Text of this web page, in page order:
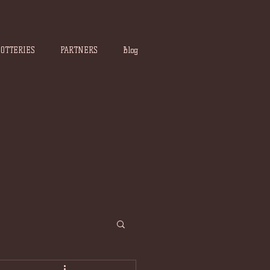
PARTNERS Blog